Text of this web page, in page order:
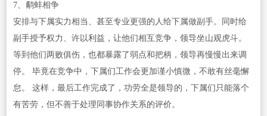
7、鹬蚌相争
安排与下属实力相当、甚至专业更强的人给下属做副手。同时给
副手授予权力、许以利益，让他们相互竞争，领导坐山观虎斗。
等到他们两败俱伤，也都暴露了弱点和把柄，领导再慢慢出来调
停。 毕竟在竞争中，下属们工作会更加谨小慎微，不敢有丝毫懈
怠。 这样，最后工作完成了，功劳全是领导的，下属们只能落个
有苦劳，但不善于处理同事协作关系的评价。